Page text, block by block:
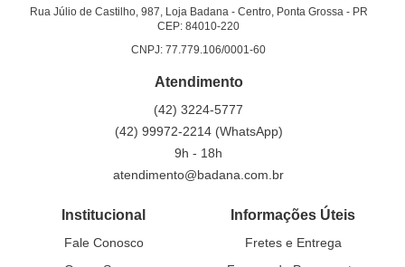
Rua Júlio de Castilho, 987, Loja Badana- Centro, Ponta Grossa- PR
CEP: 84010-220
CNPJ: 77.779.106/0001-60
Atendimento
(42) 3224-5777
(42) 99972-2214 (WhatsApp)
9h - 18h
atendimento@badana.com.br
Institucional
Fale Conosco
Informações Úteis
Fretes e Entrega